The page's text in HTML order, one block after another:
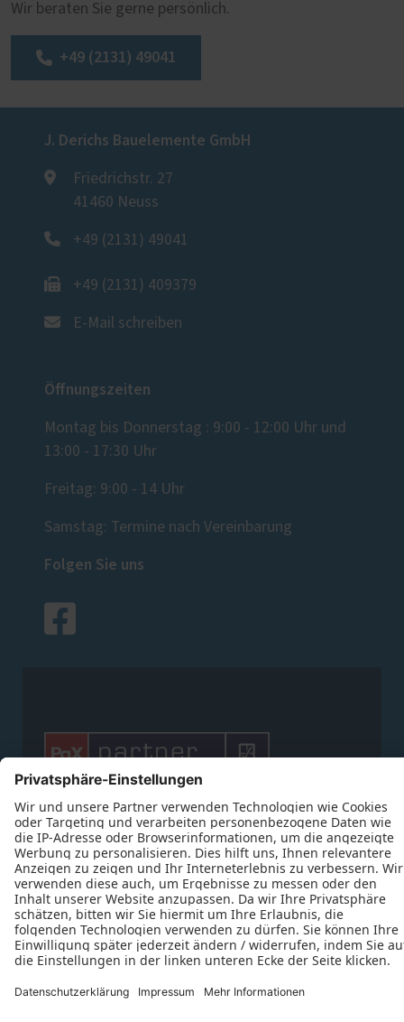
Wir beraten Sie gerne persönlich.
+49 (2131) 49041
J. Derichs Bauelemente GmbH
Friedrichstr. 27
41460 Neuss
+49 (2131) 49041
+49 (2131) 409379
E-Mail schreiben
Öffnungszeiten
Montag bis Donnerstag : 9:00 - 12:00 Uhr und
13:00 - 17:30 Uhr
Freitag: 9:00 - 14 Uhr
Samstag: Termine nach Vereinbarung
Folgen Sie uns
   
   
